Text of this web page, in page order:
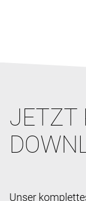
JETZT
Unser